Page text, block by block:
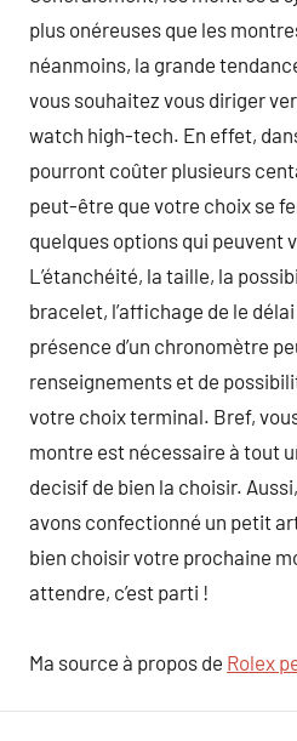
plus onéreuses que les
néanmoins, la grande
vous souhaitez vous diriger
watch high-tech. En effet,
pourront coûter plusieurs
peut-être que votre choix se
quelques options qui peuvent
L’étanchéité, la taille, la
bracelet, l’affichage de le
présence d’un chronomètre
renseignements et de
votre choix terminal. Bref,
montre est nécessaire à tout
decisif de bien la choisir.
avons confectionné un petit
bien choisir votre prochaine
attendre, c’est parti !
Ma source à propos de Rolex